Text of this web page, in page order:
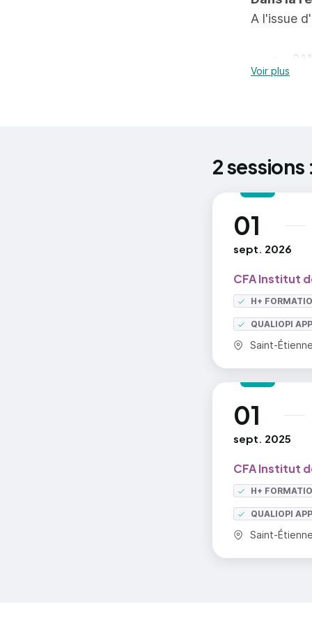
A l'issue
2024/
Voir plus
2 sessions :
01
sept. 2026
au
CFA Institut
H+
QUALIOPI
Commune :
Saint-
01
sept. 2025
au
CFA Institut
H+
QUALIOPI
Commune :
Saint-